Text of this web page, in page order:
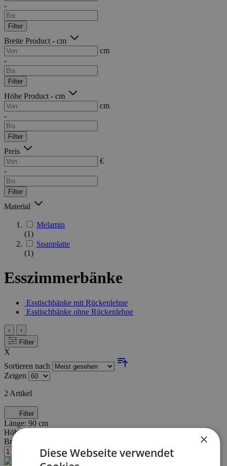
-
Filter
Breite Product - cm
cm
-
Filter
Höhe Product - cm
cm
-
Filter
Preis
€
-
Filter
Material
Melamin
(1)
Spanplatte
(1)
Esszimmerbänke
Esstischbänke mit Rückenlehne
Esstischbänke ohne Rückenlehne
‹
›
Filter
X
Sortieren nach
Zeigen
2 Artikel
Filter
Länge: 90 cm
Höhe:
Breite/Tiefe:
×
Diese Webseite verwendet